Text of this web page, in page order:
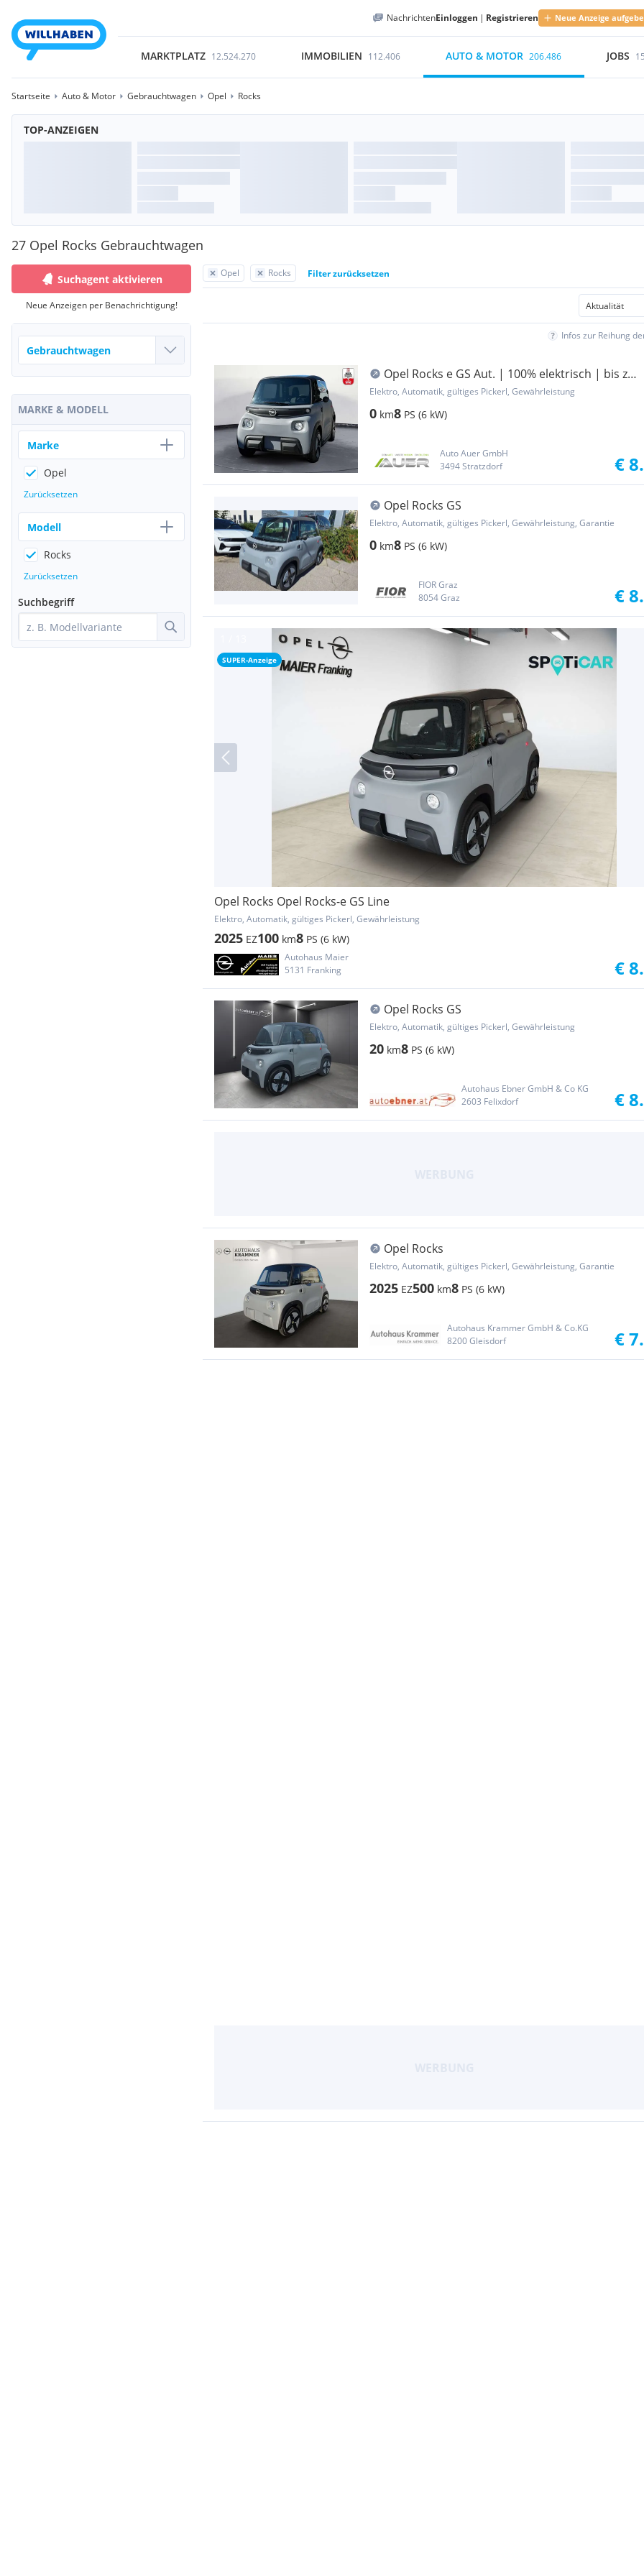
NachrichtenEinloggen | Registrieren Neue Anzeige
MARKTPLATZ 12.524.270 IMMOBILIEN 112.406 AUTO & MOTOR 206.486 JOBS
Startseite Auto & Motor Gebrauchtwagen Opel Rocks
TOP-ANZEIGEN
27 Opel Rocks Gebrauchtwagen
Opel Rocks Filter zurücksetzen
Infos zur Reihung
Opel Rocks e GS Aut. | 100% elektrisch | bis zu
75km...
Elektro, Automatik, gültiges Pickerl, Gewährleistung
0 km8 PS (6 kW)
Auto Auer GmbH
3494 Stratzdorf
€
Opel Rocks GS
Elektro, Automatik, gültiges Pickerl, Gewährleistung, Garantie
0 km8 PS (6 kW)
FIOR Graz
8054 Graz
€
SUPER-Anzeige
Opel Rocks Opel Rocks-e GS Line
Elektro, Automatik, gültiges Pickerl, Gewährleistung
2025 EZ100 km8 PS (6 kW)
Autohaus Maier
5131 Franking
€
Opel Rocks GS
Elektro, Automatik, gültiges Pickerl, Gewährleistung
20 km8 PS (6 kW)
Autohaus Ebner GmbH & Co KG
2603 Felixdorf
€
Opel Rocks
Elektro, Automatik, gültiges Pickerl, Gewährleistung, Garantie
2025 EZ500 km8 PS (6 kW)
Autohaus Krammer GmbH & Co.KG
8200 Gleisdorf
€
Suchagent aktivieren
Neue Anzeigen per Benachrichtigung!
MARKE & MODELL
Marke
Opel
Zurücksetzen
Modell
Rocks
Zurücksetzen
Suchbegriff